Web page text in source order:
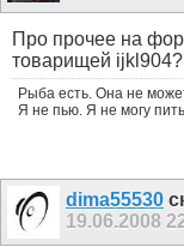
Про прочее на
товарищей ijkl904?
Рыба есть. Она не
Я не пью. Я не могу
dima55530
19.06.2008